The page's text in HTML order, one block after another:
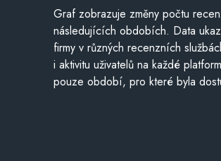
Graf zobrazuje změny počtu
následujících obdobích. Data
firmy v různých recenzních
i aktivitu uživatelů na každé
pouze období, pro které byla